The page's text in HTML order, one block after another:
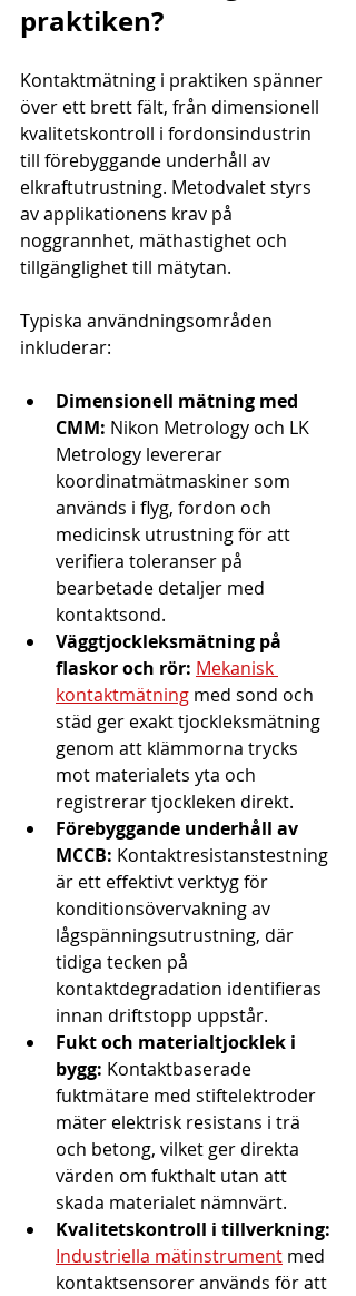
praktiken?
Kontaktmätning i praktiken spänner
över ett brett fält, från dimensionell
kvalitetskontroll i fordonsindustrin
till förebyggande underhåll av
elkraftutrustning. Metodvalet styrs
av applikationens krav på
noggrannhet, mäthastighet och
tillgänglighet till mätytan.
Typiska användningsområden
inkluderar:
Dimensionell mätning med
CMM: Nikon Metrology och LK
Metrology levererar
koordinatmätmaskiner som
används i flyg, fordon och
medicinsk utrustning för att
verifiera toleranser på
bearbetade detaljer med
kontaktsond.
Väggtjockleksmätning på
flaskor och rör: Mekanisk
kontaktmätning med sond och
städ ger exakt tjockleksmätning
genom att klämmorna trycks
mot materialets yta och
registrerar tjockleken direkt.
Förebyggande underhåll av
MCCB: Kontaktresistanstestning
är ett effektivt verktyg för
konditionsövervakning av
lågspänningsutrustning, där
tidiga tecken på
kontaktdegradation identifieras
innan driftstopp uppstår.
Fukt och materialtjocklek i
bygg: Kontaktbaserade
fuktmätare med stiftelektroder
mäter elektrisk resistans i trä
och betong, vilket ger direkta
värden om fukthalt utan att
skada materialet nämnvärt.
Kvalitetskontroll i tillverkning:
Industriella mätinstrument med
kontaktsensorer används för att